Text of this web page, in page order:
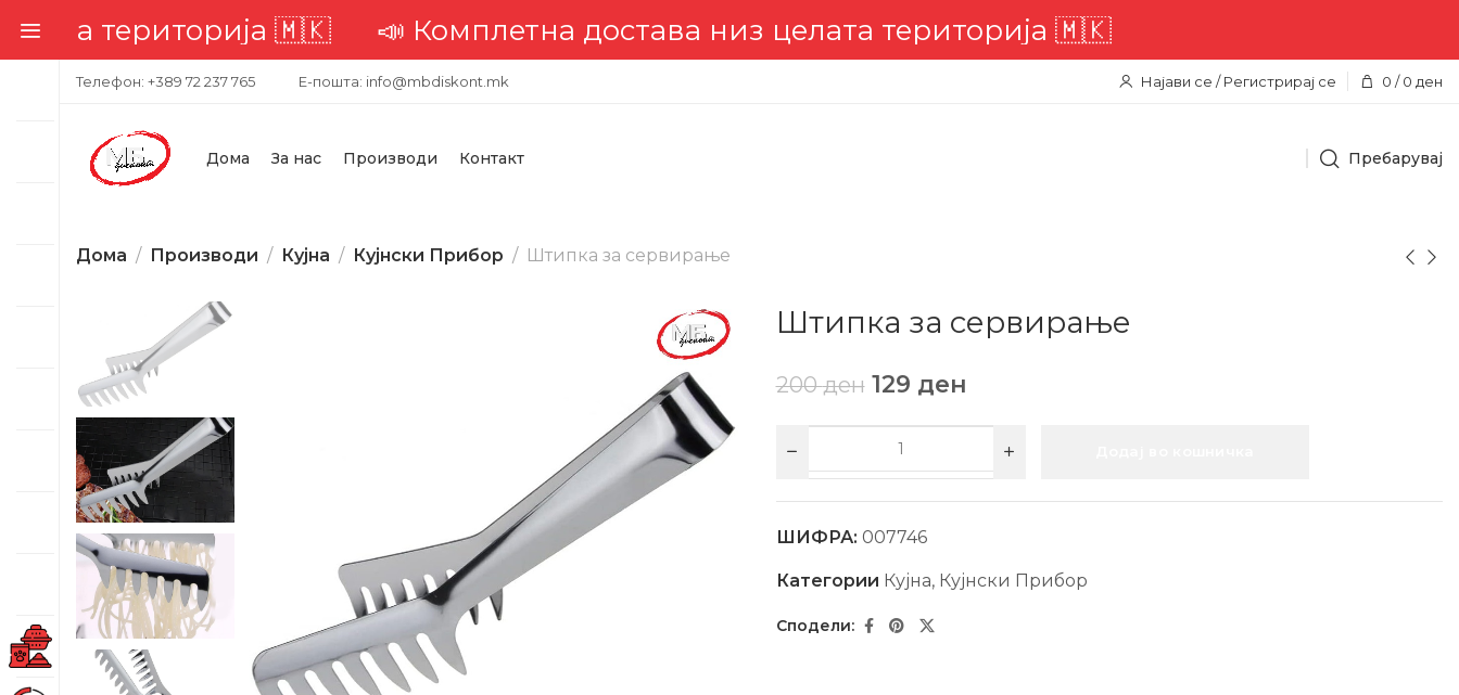
🇲🇰📣 Комплетна достава низ целата територија 🇲🇰
Телефон: +389 72 237 765 Е-пошта: info@mbdiskont.mk Најави се / Регистрирај се 0 / 0 ден
Дома За нас Производи Контакт Пребарувај
Дома Производи Кујна Кујнски Прибор Штипка за сервирање
Штипка за сервирање
200ден 129 ден
ШИФРА: 007746
Категории Кујна, Кујнски Прибор